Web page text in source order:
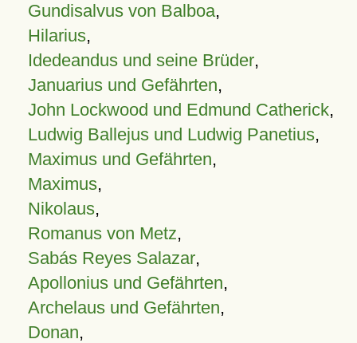
Gundisalvus von Balboa,
Hilarius,
Idedeandus und seine Brüder,
Januarius und Gefährten,
John Lockwood und Edmund Catherick,
Ludwig Ballejus und Ludwig Panetius,
Maximus und Gefährten,
Maximus,
Nikolaus,
Romanus von Metz,
Sabás Reyes Salazar,
Apollonius und Gefährten,
Archelaus und Gefährten,
Donan,